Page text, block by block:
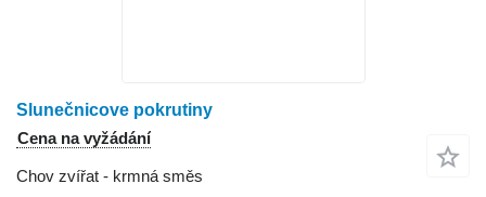
Slunečnicove pokrutiny
Cena na vyžádání
Chov zvířat - krmná směs